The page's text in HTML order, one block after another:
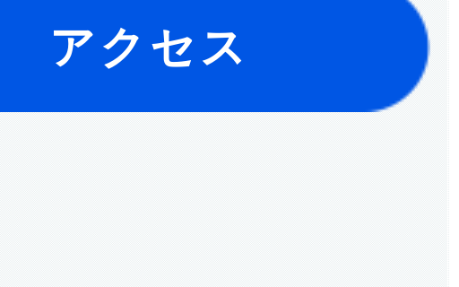
アクセス